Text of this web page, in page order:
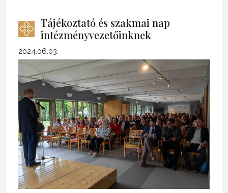
Tájékoztató és szakmai nap
intézményvezetőinknek
2024.06.03.